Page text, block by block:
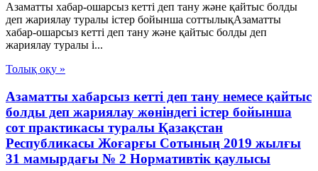
Азаматты хабар-ошарсыз кетті деп тану және қайтыс болды
деп жариялау туралы істер бойынша соттылықАзаматты
хабар-ошарсыз кетті деп тану және қайтыс болды деп
жариялау туралы і...
Толық оқу »
Азаматты хабарсыз кетті деп тану немесе қайтыс
болды деп жариялау жөніндегі істер бойынша
сот практикасы туралы Қазақстан
Республикасы Жоғарғы Сотының 2019 жылғы
31 мамырдағы № 2 Нормативтік қаулысы